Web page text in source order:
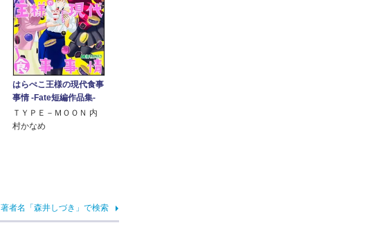
はらぺこ王様の現代食事
事情 -Fate短編作品集-
ＴＹＰＥ－ＭＯＯＮ 内
村かなめ
著者名「森井しづき」で検索